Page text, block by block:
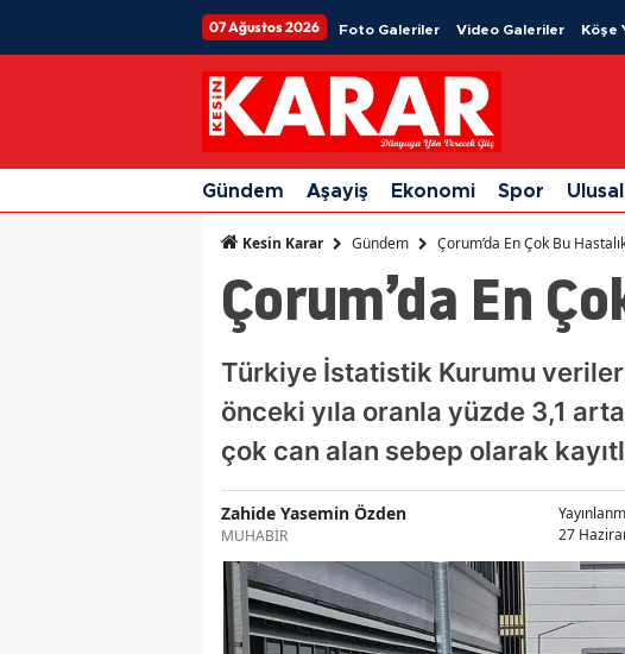
07 Ağustos 2026 Foto Galeriler Video Galeriler Köşe
Gündem Aşayiş Ekonomi Spor Ulusal
Kesin Karar Gündem Çorum’da En Çok Bu
Çorum’da En
Türkiye İstatistik Kurumu
önceki yıla oranla yüzde 3,1
çok can alan sebep olarak
Zahide Yasemin Özden
MUHABİR
27